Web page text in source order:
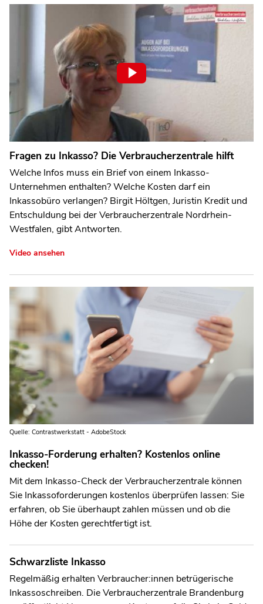
Fragen zu Inkasso? Die Verbraucherzentrale hilft
Welche Infos muss ein Brief von einem Inkasso-
Unternehmen enthalten? Welche Kosten darf ein
Inkassobüro verlangen? Birgit Höltgen, Juristin Kredit und
Entschuldung bei der Verbraucherzentrale Nordrhein-
Westfalen, gibt Antworten.
Video ansehen
Quelle: Contrastwerkstatt - AdobeStock
Inkasso-Forderung erhalten? Kostenlos online
checken!
Mit dem Inkasso-Check der Verbraucherzentrale können
Sie Inkassoforderungen kostenlos überprüfen lassen: Sie
erfahren, ob Sie überhaupt zahlen müssen und ob die
Höhe der Kosten gerechtfertigt ist.
Schwarzliste Inkasso
Regelmäßig erhalten Verbraucher:innen betrügerische
Inkassoschreiben. Die Verbraucherzentrale Brandenburg